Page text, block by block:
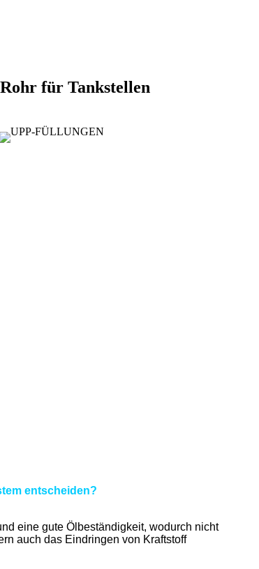
für Tankstellen
entscheiden?
eine gute Ölbeständigkeit, wodurch nicht
auch das Eindringen von Kraftstoff